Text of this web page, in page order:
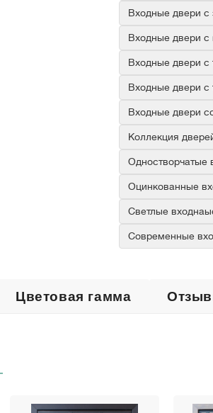
Входные двери с
Входные двери с
Входные двери с
Входные двери с
Входные двери
Коллекция
Одностворчатые
Оцинкованные
Светлые
Современные
Цветовая гамма